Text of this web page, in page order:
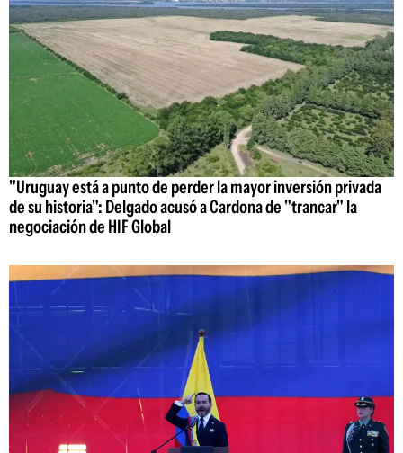
"Uruguay está a punto de perder la mayor inversión privada
de su historia": Delgado acusó a Cardona de "trancar" la
negociación de HIF Global